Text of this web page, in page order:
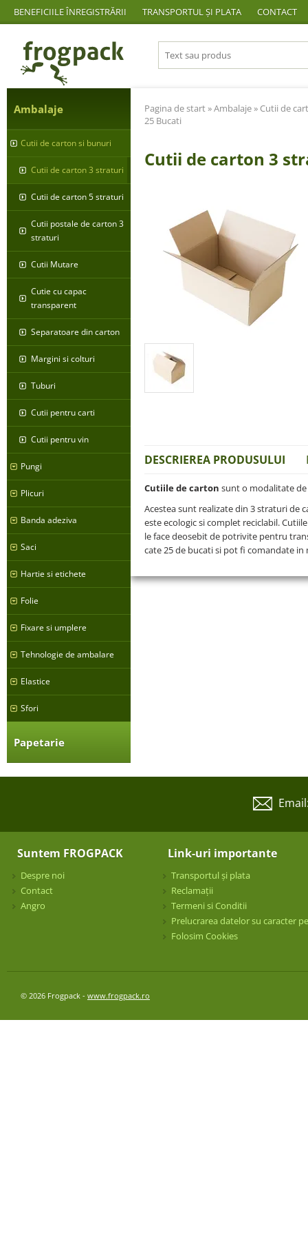
BENEFICIILE ÎNREGISTRĂRII TRANSPORTUL ȘI PLATA CONTACT
Ambalaje
Cutii de carton si bunuri
Cutii de carton 3 straturi
Cutii de carton 5 straturi
Cutii postale de carton 3
straturi
Cutii Mutare
Cutie cu capac
transparent
Separatoare din carton
Margini si colturi
Tuburi
Cutii pentru carti
Cutii pentru vin
Pungi
Plicuri
Banda adeziva
Saci
Hartie si etichete
Folie
Fixare si umplere
Tehnologie de ambalare
Elastice
Sfori
Papetarie
Pagina de start»Ambalaje» Cutii de
25 Bucati
Cutii de carton 3
DESCRIEREA PRODUSULUI
Cutiile de carton sunt o modalitate de
Acestea sunt realizate din 3 straturi de
este ecologic si complet reciclabil.
le face deosebit de potrivite pentru
cate 25 de bucati si pot fi comandate
Suntem FROGPACK
Despre noi
Contact
Angro
Link-uri importante
Transportul și plata
Reclamații
Termeni si Conditii
Prelucrarea datelor su caracter
Folosim Cookies
© 2026 Frogpack - www.frogpack.ro